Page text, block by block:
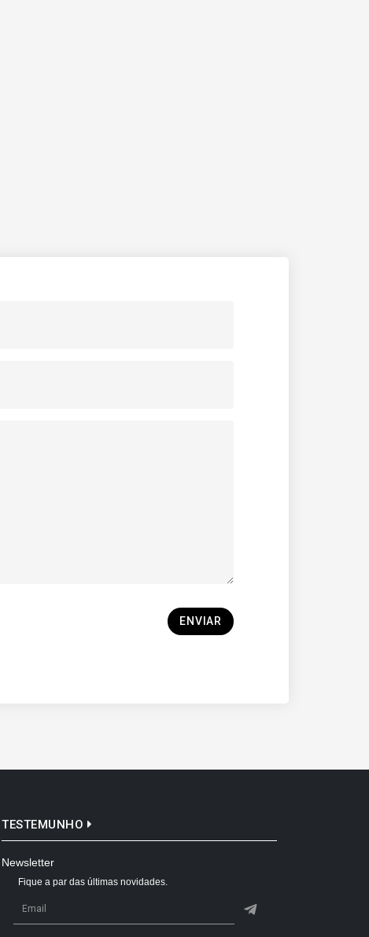
ENVIAR
TESTEMUNHO
Newsletter
Fique a par das últimas novidades.